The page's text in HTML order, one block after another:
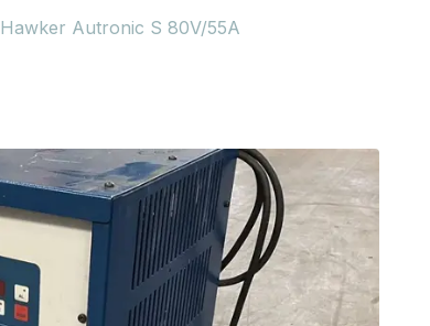
Hawker Autronic S 80V/55A